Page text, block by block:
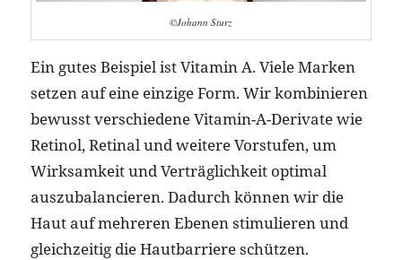
©Johann Sturz
Ein gutes Beispiel ist Vitamin A. Viele Marken
setzen auf eine einzige Form. Wir kombinieren
bewusst verschiedene Vitamin-A-Derivate wie
Retinol, Retinal und weitere Vorstufen, um
Wirksamkeit und Verträglichkeit optimal
auszubalancieren. Dadurch können wir die
Haut auf mehreren Ebenen stimulieren und
gleichzeitig die Hautbarriere schützen.